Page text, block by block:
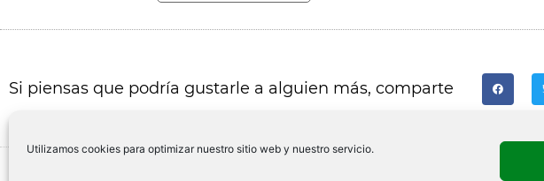
Utilizamos cookies para optimizar nuestro sitio web y nuestro servicio.
Si piensas que podría gustarle a alguien más, comparte​